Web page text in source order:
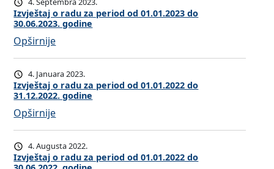
o
d
0
1
.
0
.
2
0
2
e
r
i
o
d
o
d
0
1
.
0
d
u
z
a
p
e
r
i
o
d
o
a
j
o
r
a
d
u
z
a
p
e
v
j
e
š
t
a
j
o
r
a
d
Izvještaj o radu za period od 01.01.2023 do
30.06.2023. godine
Opširnije:
I
z
v
j
e
š
t
a
4. Januara 2023.
Izvještaj o radu za period od 01.01.2022 do
31.12.2022. godine
Opširnije:
I
z
v
4. Augusta 2022.
Izvještaj o radu za period od 01.01.2022 do